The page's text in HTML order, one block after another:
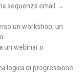
sequenza email →
un workshop, un
un webinar o
logica di progressione